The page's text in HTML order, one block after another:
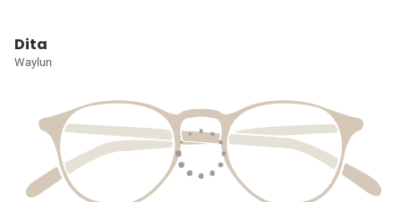
Dita
Waylun